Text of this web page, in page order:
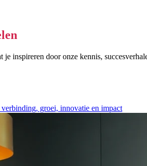
inspireren door onze kennis,
groei, innovatie en impact